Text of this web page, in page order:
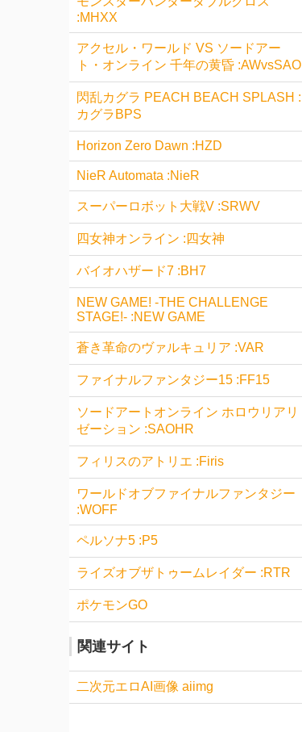
:MHXX
アクセル・ワールド VS ソードアー
ト・オンライン 千年の黄昏 :AWvsSAO
閃乱カグラ PEACH BEACH SPLASH :
カグラBPS
Horizon Zero Dawn :HZD
NieR Automata :NieR
スーパーロボット大戦V :SRWV
四女神オンライン :四女神
バイオハザード7 :BH7
NEW GAME! -THE CHALLENGE
STAGE!- :NEW GAME
蒼き革命のヴァルキュリア :VAR
ファイナルファンタジー15 :FF15
ソードアートオンライン ホロウリアリ
ゼーション :SAOHR
フィリスのアトリエ :Firis
ワールドオブファイナルファンタジー
:WOFF
ペルソナ5 :P5
ライズオブザトゥームレイダー :RTR
ポケモンGO
関連サイト
二次元エロAI画像 aiimg